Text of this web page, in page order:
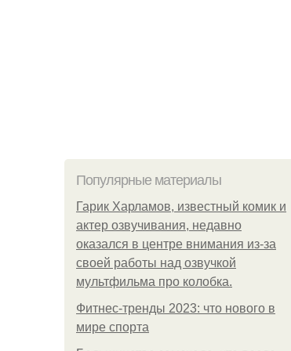
Популярные материалы
Гарик Харламов, известный комик и
актер озвучивания, недавно
оказался в центре внимания из-за
своей работы над озвучкой
мультфильма про колобка.
Фитнес-тренды 2023: что нового в
мире спорта